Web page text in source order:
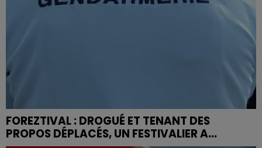
FOREZTIVAL : DROGUÉ ET TENANT DES
PROPOS DÉPLACÉS, UN FESTIVALIER A...